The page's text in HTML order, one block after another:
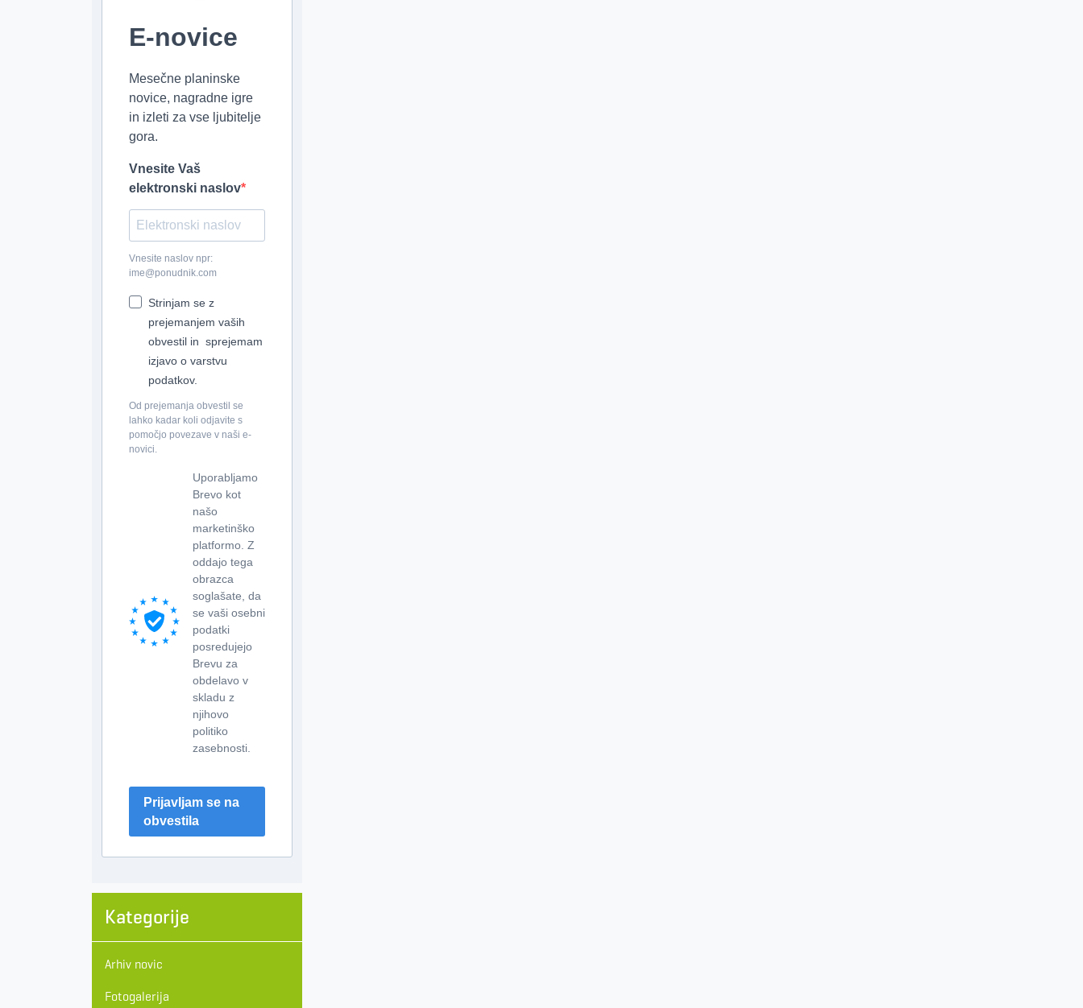
E-novice
Mesečne planinske
novice, nagradne igre
in izleti za vse ljubitelje
gora.
Vnesite Vaš
elektronski naslov
Vnesite naslov npr:
ime@ponudnik.com
Strinjam se z
prejemanjem vaših
obvestil in sprejemam
izjavo o varstvu
podatkov.
Od prejemanja obvestil se
lahko kadar koli odjavite s
pomočjo povezave v naši e-
novici.
Uporabljamo
Brevo kot
našo
marketinško
platformo. Z
oddajo tega
obrazca
soglašate, da
se vaši osebni
podatki
posredujejo
Brevu za
obdelavo v
skladu z
njihovo
politiko
zasebnosti.
Prijavljam se na
obvestila
Kategorije
Arhiv novic
Fotogalerija